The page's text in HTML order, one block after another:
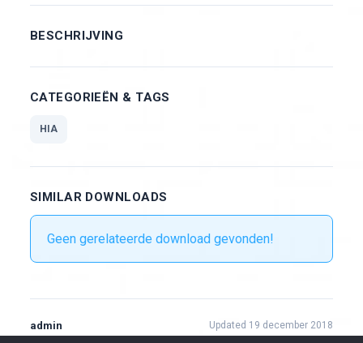
BESCHRIJVING
CATEGORIEËN & TAGS
HIA
SIMILAR DOWNLOADS
Geen gerelateerde download gevonden!
admin Updated 19 december 2018